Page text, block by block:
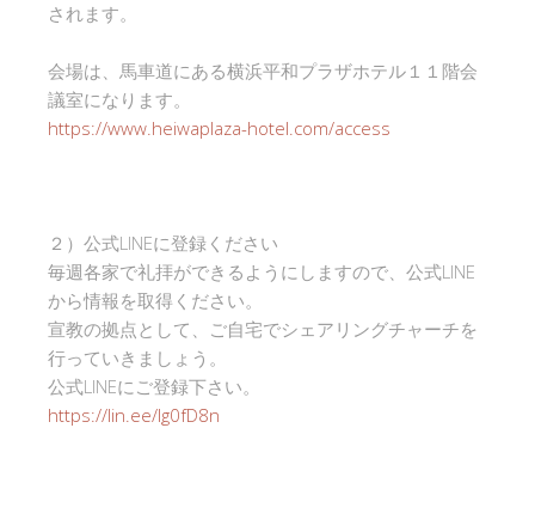
されます。
会場は、馬車道にある横浜平和プラザホテル１１階会
議室になります。
https://www.heiwaplaza-hotel.com/access
２）公式LINEに登録ください
毎週各家で礼拝ができるようにしますので、公式LINE
から情報を取得ください。
宣教の拠点として、ご自宅でシェアリングチャーチを
行っていきましょう。
公式LINEにご登録下さい。
https://lin.ee/Ig0fD8n